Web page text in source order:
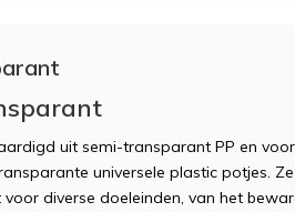
uit semi-transparant PP en
universele plastic potjes.
voor diverse doeleinden, van het